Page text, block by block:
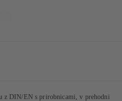
z DIN/EN s prirobnicami, v prehodni